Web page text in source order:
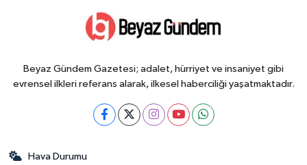
Beyaz Gündem Gazetesi; adalet, hürriyet ve insaniyet gibi
evrensel ilkleri referans alarak, ilkesel haberciliği yaşatmaktadır.
Hava Durumu